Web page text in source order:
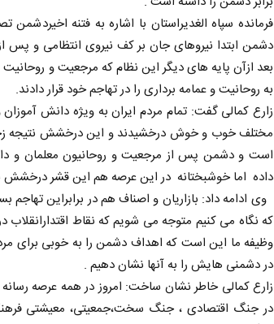
فرمانده سپاه الغدیراستان با اشاره به فتنه اخیردشمن
دشمن ابتدا نیروهای جان بر کف نیروی انتظامی و پس
بعد ازآن پایه های دیگر این نظام که مرجعیت و
به روحانیت و عمامه برداری را در تهاجم خود قرار دادند.
زارع کمالی گفت: تمام مردم ایران به ویژه دانش
مختلف خوب و خوش درخشیدند و این درخشش نتیجه
است و دشمن پس از مرجعیت و روحانیون معلمان و
داده اما خوشبختانه در این عرصه هم این قشر درخشش
وی ادامه داد: بازاریان و اصناف هم در برابراین
که نگاه می کنیم متوجه می شویم که نقاط اقتدارانقلاب
وظیفه ما این است که اهداف دشمن را به خوبی برای
در دشمنی هایش را به آنها نشان دهیم .
زارع کمالی خاطر نشان ساخت: امروز در همه عرصه
در جنگ اقتصادی ، جنگ سخت،جمعیتی، معیشتی
حکایت یک تاریخ و دو زندگی
نرگس خانعلی‌زاده - روزنامه‌نگار